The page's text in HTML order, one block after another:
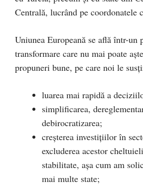
Centrală, lucrând pe coordonatele
Uniunea Europeană se află într-un
transformare care nu mai poate
propuneri bune, pe care noi le
luarea mai rapidă a
simplificarea,
debirocratizarea;
creșterea investițiilor în
excluderea acestor
stabilitate, așa cum am
mai multe state;